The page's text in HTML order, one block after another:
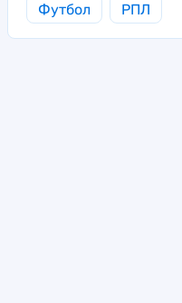
Футбол РПЛ